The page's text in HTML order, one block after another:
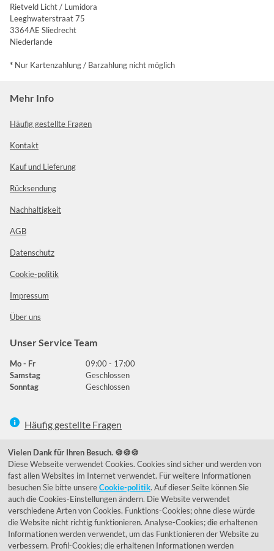
Rietveld Licht / Lumidora
Leeghwaterstraat 75
3364AE Sliedrecht
Niederlande
* Nur Kartenzahlung / Barzahlung nicht möglich
Mehr Info
Häufig gestellte Fragen
Kontakt
Kauf und Lieferung
Rücksendung
Nachhaltigkeit
AGB
Datenschutz
Cookie-politik
Impressum
Über uns
Unser Service Team
Mo - Fr
09:00 - 17:00
Samstag
Geschlossen
Sonntag
Geschlossen
Häufig gestellte Fragen
039292 - 678215
de@lumidora.com
FacebookInstagram
Kundenmeinungen
Vielen Dank für Ihren Besuch. 🍪🍪🍪
Diese Webseite verwendet Cookies. Cookies sind sicher und werden von
fast allen Websites im Internet verwendet. Für weitere Informationen
besuchen Sie bitte unsereCookie-politik. Auf dieser Seite können Sie
auch die Cookies-Einstellungen ändern. Die Website verwendet
verschiedene Arten von Cookies. Funktions-Cookies; ohne diese würde
die Website nicht richtig funktionieren. Analyse-Cookies; die erhaltenen
Informationen werden verwendet, um das Funktionieren der Website zu
verbessern. Profil-Cookies; die erhaltenen Informationen werden